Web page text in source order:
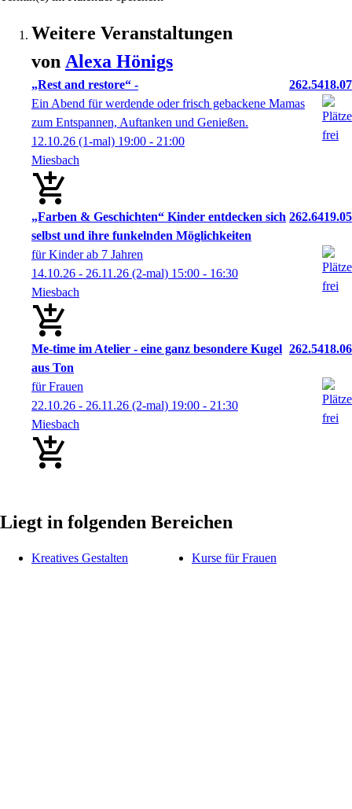
Weitere Veranstaltungen
von Alexa Hönigs
„Rest and restore“ -
262.5418.07
Ein Abend für werdende oder frisch gebackene Mamas
zum Entspannen, Auftanken und Genießen.
12.10.26 (1-mal) 19:00 - 21:00
Miesbach
„Farben & Geschichten“ Kinder entdecken sich
selbst und ihre funkelnden Möglichkeiten
262.6419.05
für Kinder ab 7 Jahren
14.10.26 - 26.11.26 (2-mal) 15:00 - 16:30
Miesbach
Me-time im Atelier - eine ganz besondere Kugel
aus Ton
262.5418.06
für Frauen
22.10.26 - 26.11.26 (2-mal) 19:00 - 21:30
Miesbach
Liegt in folgenden Bereichen
Kreatives Gestalten Kurse für Frauen